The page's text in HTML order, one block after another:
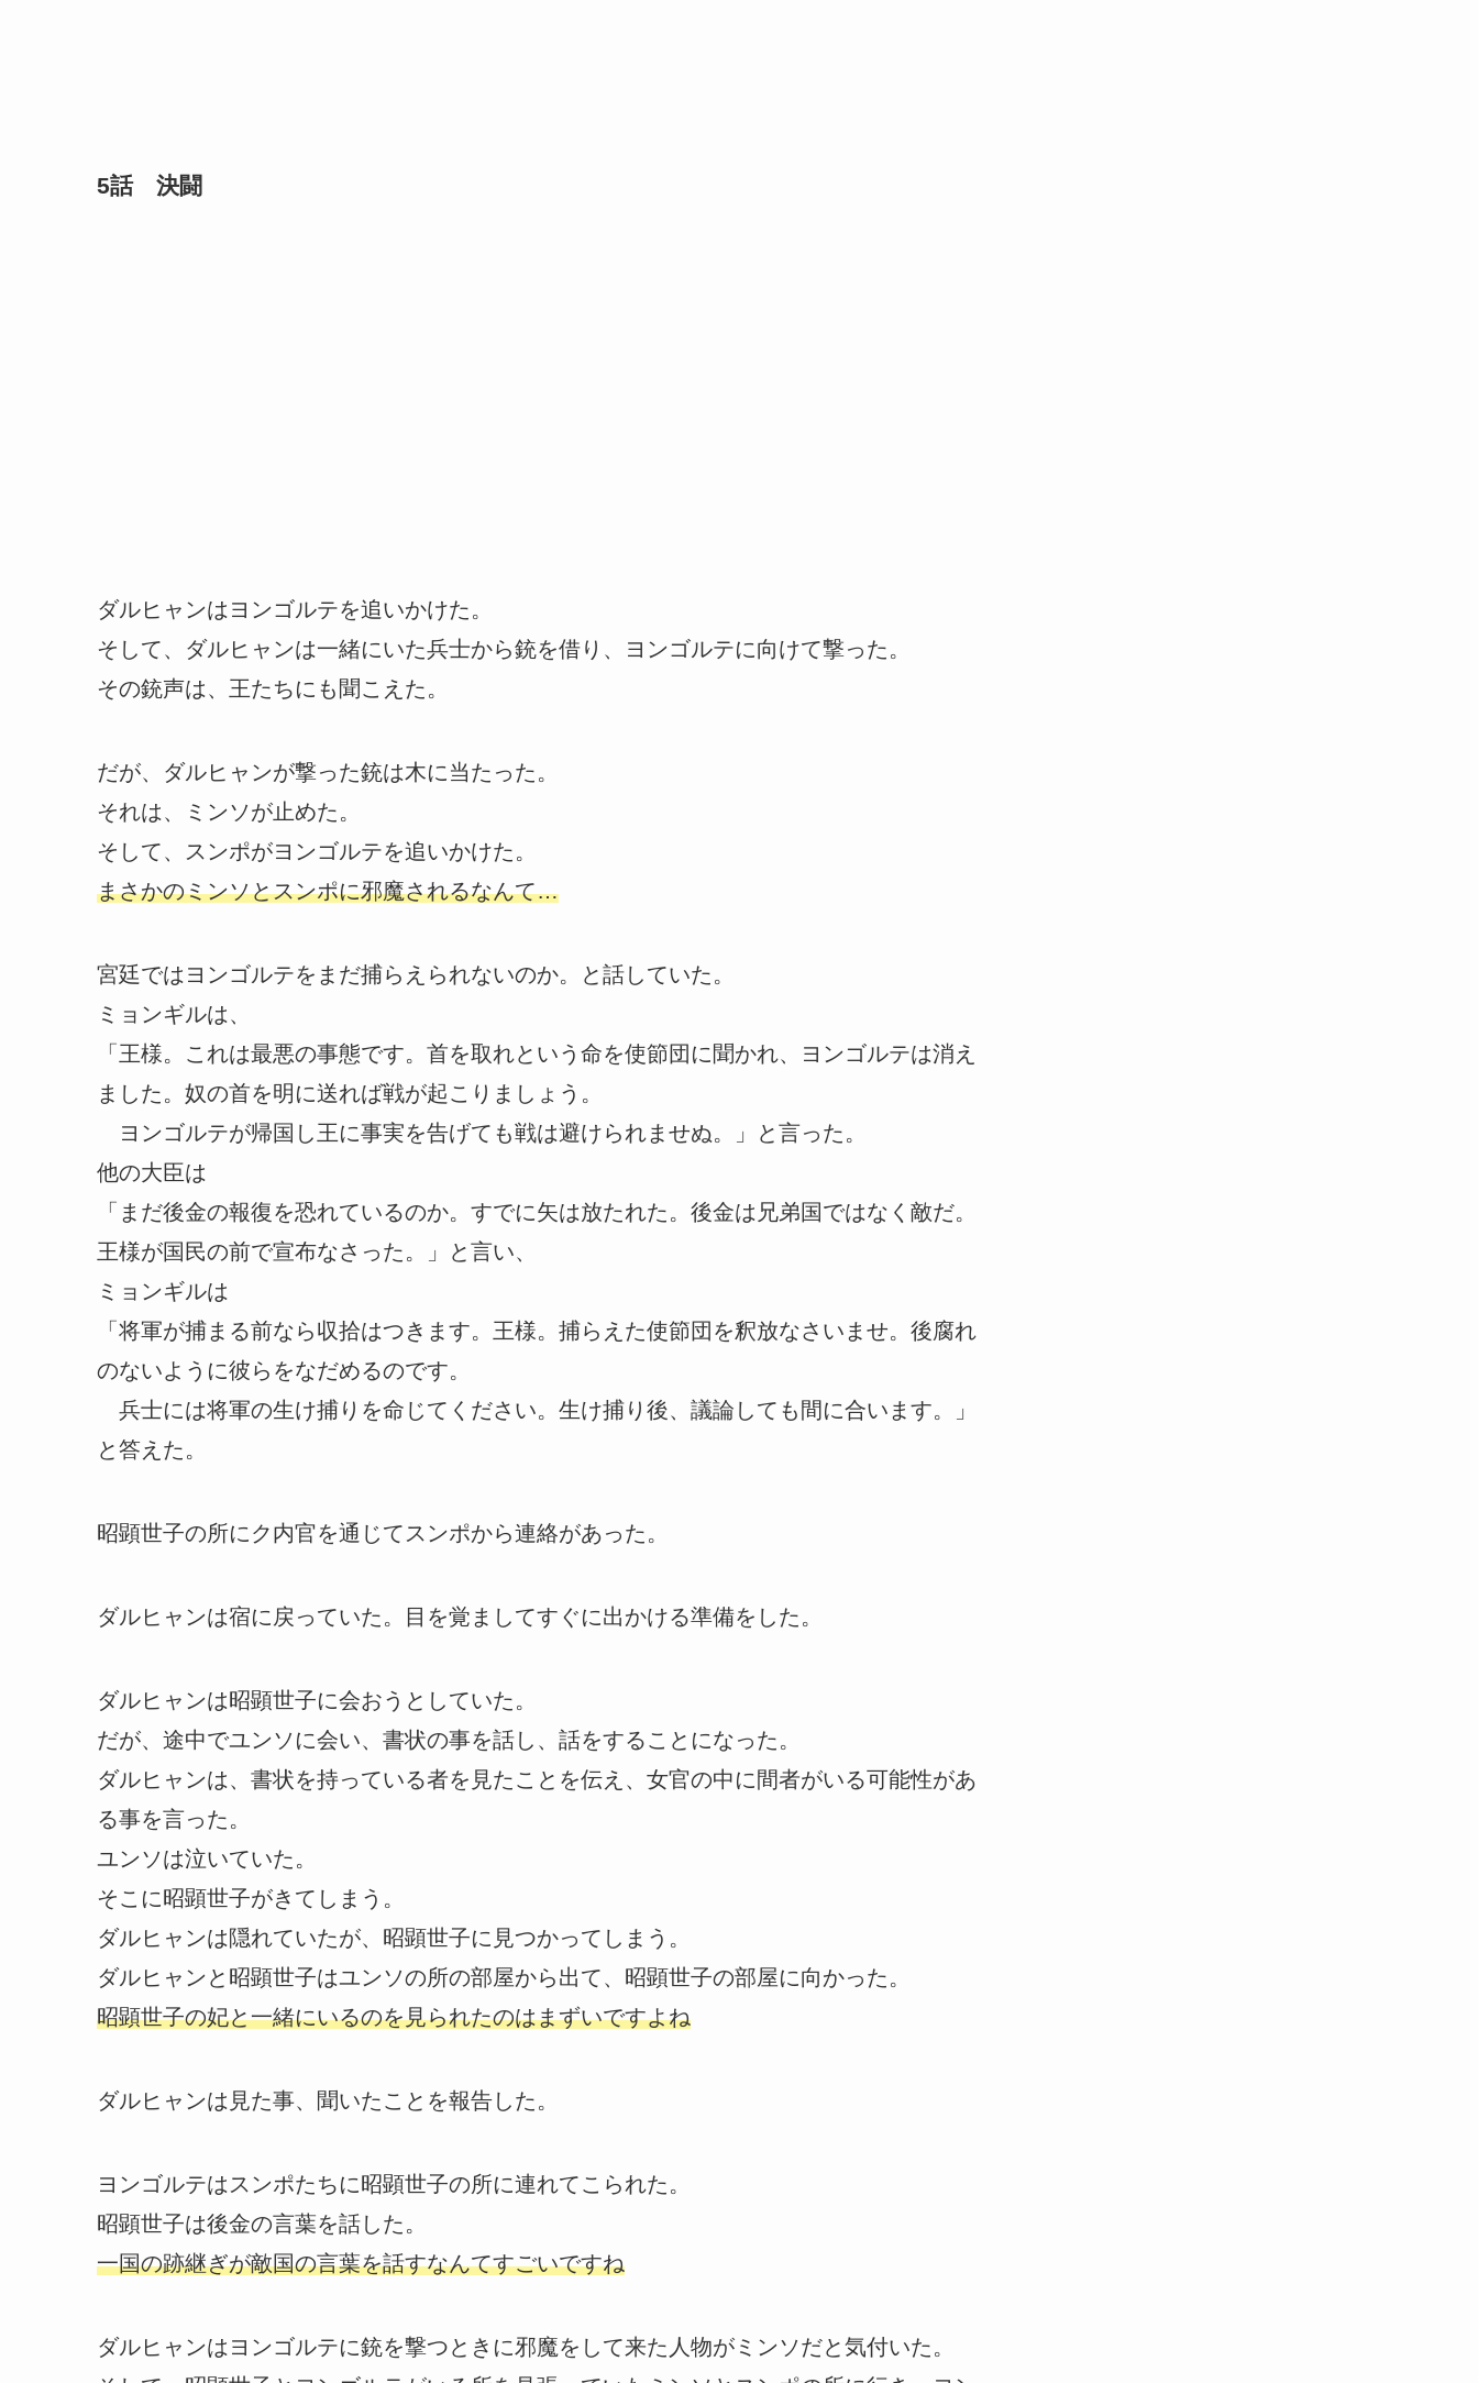
5話 決闘
ダルヒャンはヨンゴルテを追いかけた。
そして、ダルヒャンは一緒にいた兵士から銃を借り、ヨンゴルテに向けて撃った。
その銃声は、王たちにも聞こえた。
だが、ダルヒャンが撃った銃は木に当たった。
それは、ミンソが止めた。
そして、スンポがヨンゴルテを追いかけた。
まさかのミンソとスンポに邪魔されるなんて…
宮廷ではヨンゴルテをまだ捕らえられないのか。と話していた。
ミョンギルは、
「王様。これは最悪の事態です。首を取れという命を使節団に聞かれ、ヨンゴルテは消え
ました。奴の首を明に送れば戦が起こりましょう。
ヨンゴルテが帰国し王に事実を告げても戦は避けられませぬ。」と言った。
他の大臣は
「まだ後金の報復を恐れているのか。すでに矢は放たれた。後金は兄弟国ではなく敵だ。
王様が国民の前で宣布なさった。」と言い、
ミョンギルは
「将軍が捕まる前なら収拾はつきます。王様。捕らえた使節団を釈放なさいませ。後腐れ
のないように彼らをなだめるのです。
兵士には将軍の生け捕りを命じてください。生け捕り後、議論しても間に合います。」
と答えた。
昭顕世子の所にク内官を通じてスンポから連絡があった。
ダルヒャンは宿に戻っていた。目を覚ましてすぐに出かける準備をした。
ダルヒャンは昭顕世子に会おうとしていた。
だが、途中でユンソに会い、書状の事を話し、話をすることになった。
ダルヒャンは、書状を持っている者を見たことを伝え、女官の中に間者がいる可能性があ
る事を言った。
ユンソは泣いていた。
そこに昭顕世子がきてしまう。
ダルヒャンは隠れていたが、昭顕世子に見つかってしまう。
ダルヒャンと昭顕世子はユンソの所の部屋から出て、昭顕世子の部屋に向かった。
昭顕世子の妃と一緒にいるのを見られたのはまずいですよね
ダルヒャンは見た事、聞いたことを報告した。
ヨンゴルテはスンポたちに昭顕世子の所に連れてこられた。
昭顕世子は後金の言葉を話した。
一国の跡継ぎが敵国の言葉を話すなんてすごいですね
ダルヒャンはヨンゴルテに銃を撃つときに邪魔をして来た人物がミンソだと気付いた。